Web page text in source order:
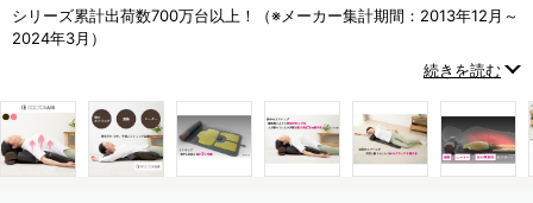
シリーズ累計出荷数700万台以上！（※メーカー集計期間：2013年12月～
2024年3月）
大人気ボディケアブランド「DOCTORAIR」のトリプル機能で効率的なス
続きを読む